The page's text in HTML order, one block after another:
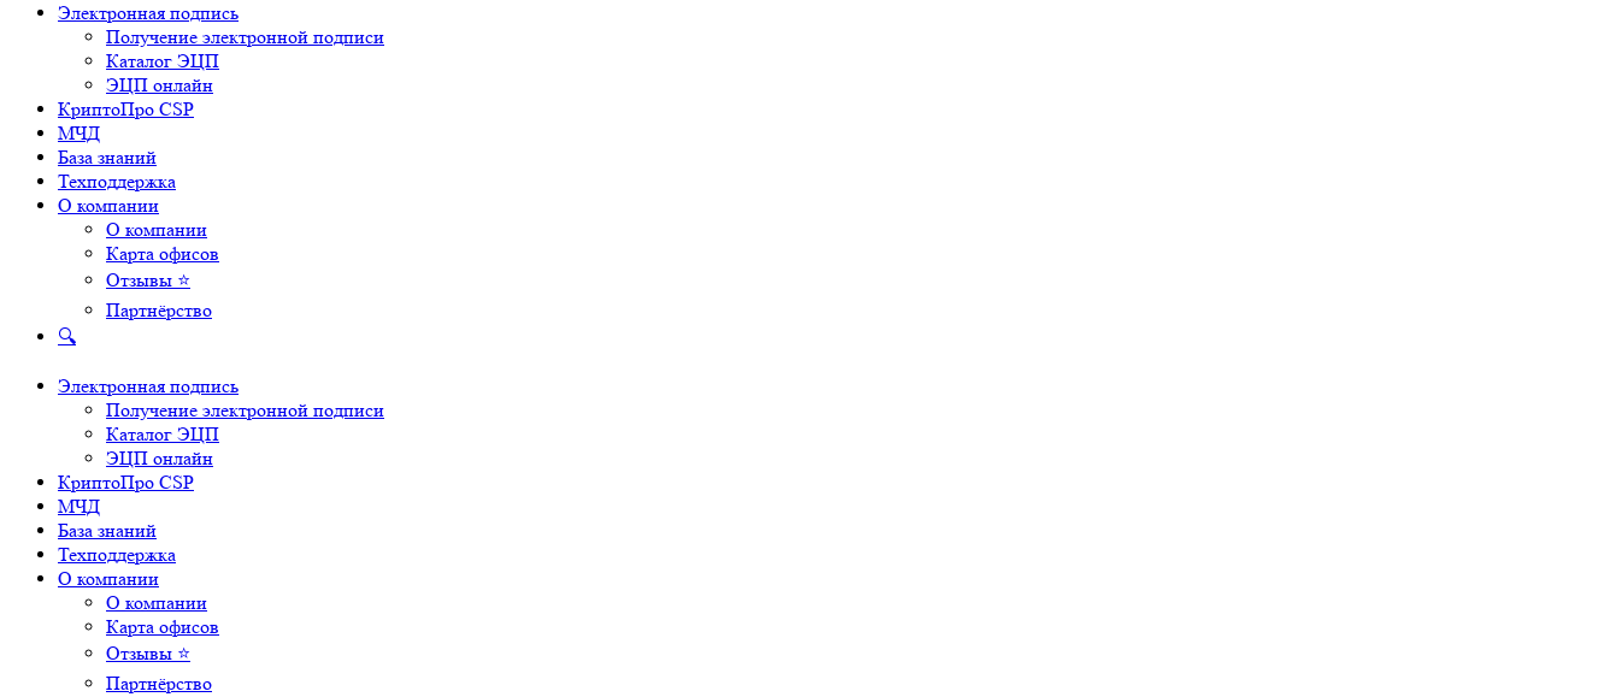
Электронная подпись
Получение электронной подписи
Каталог ЭЦП
ЭЦП онлайн
КриптоПро CSP
МЧД
База знаний
Техподдержка
О компании
О компании
Карта офисов
Отзывы ⭐
Партнёрство
🔍
Электронная подпись
Получение электронной подписи
Каталог ЭЦП
ЭЦП онлайн
КриптоПро CSP
МЧД
База знаний
Техподдержка
О компании
О компании
Карта офисов
Отзывы ⭐
Партнёрство